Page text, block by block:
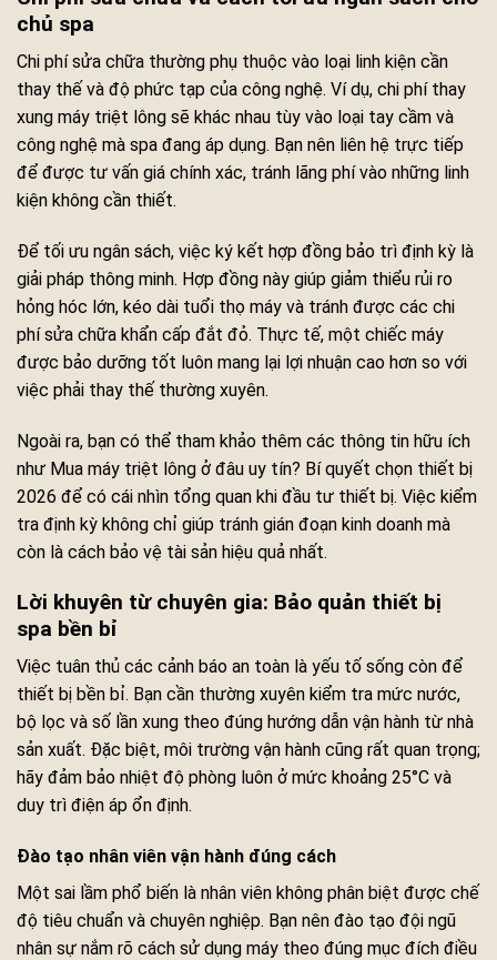
chủ spa
Chi phí sửa chữa thường phụ thuộc vào loại linh kiện cần
thay thế và độ phức tạp của công nghệ. Ví dụ, chi phí thay
xung máy triệt lông sẽ khác nhau tùy vào loại tay cầm và
công nghệ mà spa đang áp dụng. Bạn nên liên hệ trực tiếp
để được tư vấn giá chính xác, tránh lãng phí vào những linh
kiện không cần thiết.
Để tối ưu ngân sách, việc ký kết hợp đồng bảo trì định kỳ là
giải pháp thông minh. Hợp đồng này giúp giảm thiểu rủi ro
hỏng hóc lớn, kéo dài tuổi thọ máy và tránh được các chi
phí sửa chữa khẩn cấp đắt đỏ. Thực tế, một chiếc máy
được bảo dưỡng tốt luôn mang lại lợi nhuận cao hơn so với
việc phải thay thế thường xuyên.
Ngoài ra, bạn có thể tham khảo thêm các thông tin hữu ích
như Mua máy triệt lông ở đâu uy tín? Bí quyết chọn thiết bị
2026 để có cái nhìn tổng quan khi đầu tư thiết bị. Việc kiểm
tra định kỳ không chỉ giúp tránh gián đoạn kinh doanh mà
còn là cách bảo vệ tài sản hiệu quả nhất.
Lời khuyên từ chuyên gia: Bảo quản thiết bị
spa bền bỉ
Việc tuân thủ các cảnh báo an toàn là yếu tố sống còn để
thiết bị bền bỉ. Bạn cần thường xuyên kiểm tra mức nước,
bộ lọc và số lần xung theo đúng hướng dẫn vận hành từ nhà
sản xuất. Đặc biệt, môi trường vận hành cũng rất quan trọng;
hãy đảm bảo nhiệt độ phòng luôn ở mức khoảng 25°C và
duy trì điện áp ổn định.
Đào tạo nhân viên vận hành đúng cách
Một sai lầm phổ biến là nhân viên không phân biệt được chế
độ tiêu chuẩn và chuyên nghiệp. Bạn nên đào tạo đội ngũ
nhân sự nắm rõ cách sử dụng máy theo đúng mục đích điều